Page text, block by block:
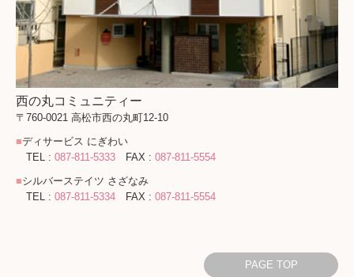
西の丸コミュニティー
〒760-0021 高松市西の丸町12-10
■ディサービス にぎわい
TEL : 087-811-5333 FAX : 087-811-5554
■シルバーステイツ さざなみ
TEL : 087-811-5334 FAX : 087-811-5554
PAGE TOP